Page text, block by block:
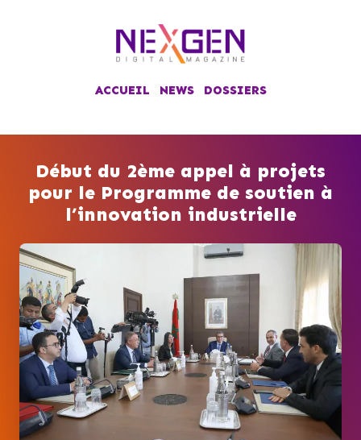
ACCUEIL NEWS DOSSIERS
Début du 2ème appel à projets
pour le Programme de soutien à
l’innovation industrielle